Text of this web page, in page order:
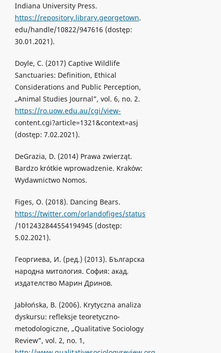
Indiana University Press.
https://repository.library.georgetown.
edu/handle/10822/947616 (dostęp:
30.01.2021).
Doyle, C. (2017) Captive Wildlife
Sanctuaries: Definition, Ethical
Considerations and Public Perception,
„Animal Studies Journal”, vol. 6, no. 2.
https://ro.uow.edu.au/cgi/view-
content.cgi?article=1321&context=asj
(dostęp: 7.02.2021).
DeGrazia, D. (2014) Prawa zwierząt.
Bardzo krótkie wprowadzenie. Kraków:
Wydawnictwo Nomos.
Figes, O. (2018). Dancing Bears.
https://twitter.com/orlandofiges/status
/1012432844554194945 (dostęp:
5.02.2021).
Георгиева, И. (ред.) (2013). Българска
народна митология. София: акад.
издателство Марин Дринов.
Jabłońska, B. (2006). Krytyczna analiza
dyskursu: refleksje teoretyczno-
metodologiczne, „Qualitative Sociology
Review”, vol. 2, no. 1,